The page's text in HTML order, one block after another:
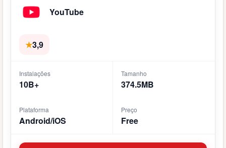
YouTube
★3,9
Instalações
10B+
Tamanho
374.5MB
Plataforma
Android/iOS
Preço
Free